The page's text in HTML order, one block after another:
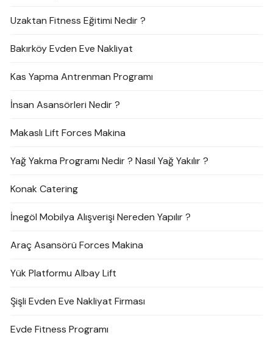
Uzaktan Fitness Eğitimi Nedir ?
Bakırköy Evden Eve Nakliyat
Kas Yapma Antrenman Programı
İnsan Asansörleri Nedir ?
Makaslı Lift Forces Makina
Yağ Yakma Programı Nedir ? Nasıl Yağ Yakılır ?
Konak Catering
İnegöl Mobilya Alışverişi Nereden Yapılır ?
Araç Asansörü Forces Makina
Yük Platformu Albay Lift
Şişli Evden Eve Nakliyat Firması
Evde Fitness Programı